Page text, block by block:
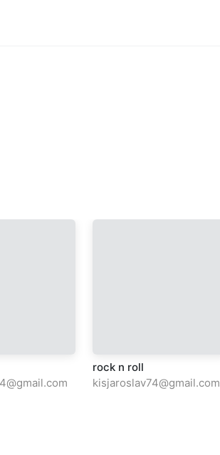
rock n roll
kisjaroslav74@gmail.com